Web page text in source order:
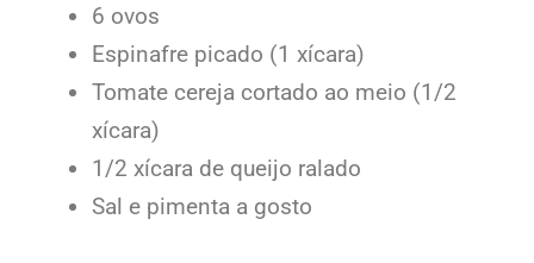
6 ovos
Espinafre picado (1 xícara)
Tomate cereja cortado ao meio (1/2
xícara)
1/2 xícara de queijo ralado
Sal e pimenta a gosto